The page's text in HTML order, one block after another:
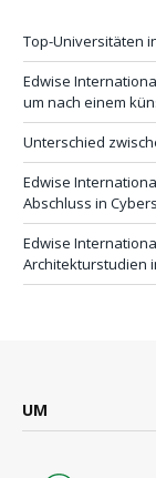
Top-Universitäten
Edwise
um nach einem
Unterschied
Edwise
Abschluss in
Edwise
Architekturstudien
UM